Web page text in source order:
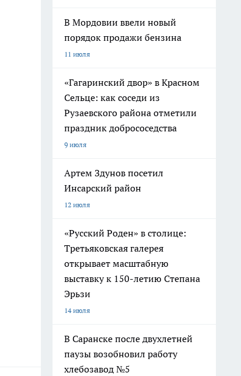
В Мордовии ввели новый
порядок продажи бензина
11 июля
«Гагаринский двор» в Красном
Сельце: как соседи из
Рузаевского района отметили
праздник добрососедства
9 июля
Артем Здунов посетил
Инсарский район
12 июля
«Русский Роден» в столице:
Третьяковская галерея
открывает масштабную
выставку к 150-летию Степана
Эрьзи
14 июля
В Саранске после двухлетней
паузы возобновил работу
хлебозавод №5